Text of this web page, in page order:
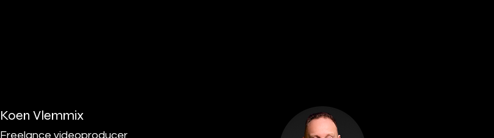
Koen Vlemmix
Freelance videoproducer